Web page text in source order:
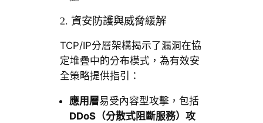
2. 資安防護與威脅緩解
TCP/IP分層架構揭示了漏洞在協
定堆疊中的分布模式，為有效安
全策略提供指引：
應用層易受內容型攻擊，包括
DDoS（分散式阻斷服務）攻